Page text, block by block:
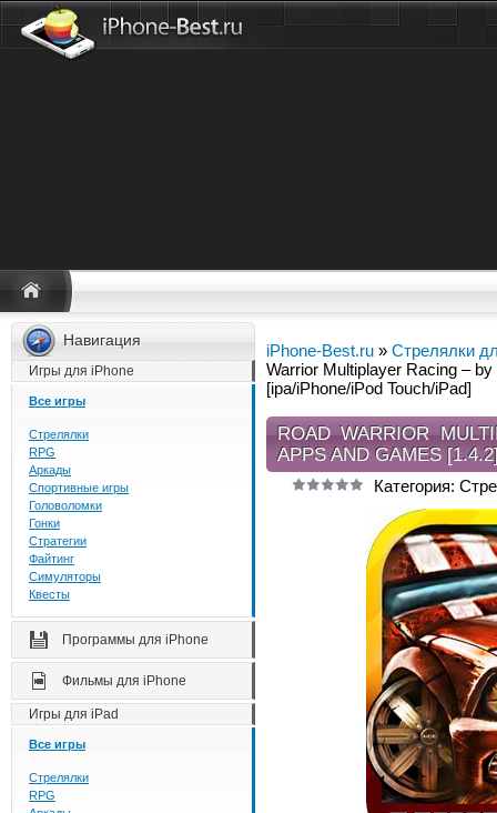
Навигация
Игры для iPhone
Все игры
Стрелялки
RPG
Аркады
Спортивные игры
Головоломки
Гонки
Стратегии
Файтинг
Симуляторы
Квесты
Программы для iPhone
Фильмы для iPhone
Игры для iPad
Все игры
Стрелялки
RPG
iPhone-Best.ru » Стрелялки
Warrior Multiplayer Racing –
[ipa/iPhone/iPod Touch/iPad]
ROAD WARRIOR
APPS AND GAMES
Категория: